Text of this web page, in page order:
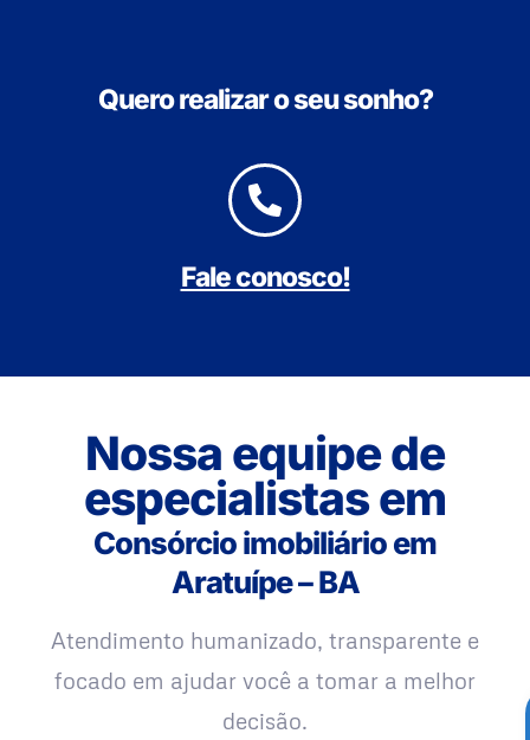
Quero realizar o seu sonho?
Fale conosco!
Nossa equipe de
especialistas em
Consórcio imobiliário em
Aratuípe – BA
Atendimento humanizado, transparente e
focado em ajudar você a tomar a melhor
decisão.